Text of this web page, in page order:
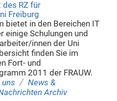
RZ für
Freiburg
bietet in den Bereichen IT
einige Schulungen und
innen der Uni
finden Sie im
Fort- und
2011 der FRAUW.
uns / News &
Archiv